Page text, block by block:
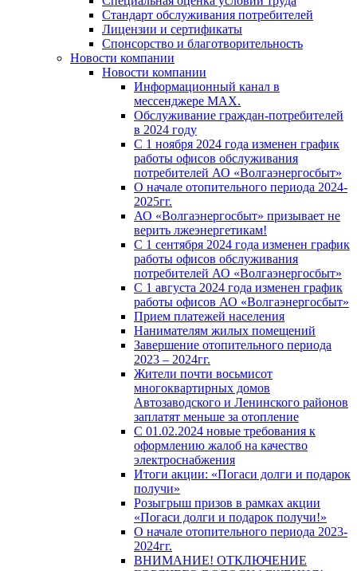
Стандарт обслуживания потребителей
Лицензии и сертификаты
Спонсорство и благотворительность
Новости компании
Новости компании
Информационный канал в
мессенджере MAX.
Обслуживание граждан-потребителей
в 2024 году
С 1 ноября 2024 года изменен график
работы офисов обслуживания
потребителей АО «Волгаэнергосбыт»
О начале отопительного периода 2024-
2025гг.
АО «Волгаэнергосбыт» призывает не
верить лжеэнергетикам!
С 1 сентября 2024 года изменен график
работы офисов обслуживания
потребителей АО «Волгаэнергосбыт»
С 1 августа 2024 года изменен график
работы офисов АО «Волгаэнергосбыт»
Прием платежей населения
Нанимателям жилых помещений
Завершение отопительного периода
2023 – 2024гг.
Жители почти восьмисот
многоквартирных домов
Автозаводского и Ленинского районов
заплатят меньше за отопление
С 01.02.2024 новые требования к
оформлению жалоб на качество
электроснабжения
Итоги акции: «Погаси долги и подарок
получи»
Розыгрыш призов в рамках акции
«Погаси долги и подарок получи!»
О начале отопительного периода 2023-
2024гг.
ВНИМАНИЕ! ОТКЛЮЧЕНИЕ